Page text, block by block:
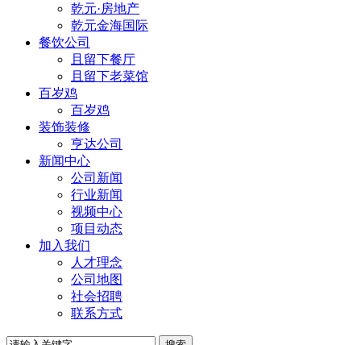
乾元·房地产
乾元金海国际
餐饮公司
且留下餐厅
且留下老菜馆
百岁鸡
百岁鸡
装饰装修
亨达公司
新闻中心
公司新闻
行业新闻
视频中心
项目动态
加入我们
人才理念
公司地图
社会招聘
联系方式